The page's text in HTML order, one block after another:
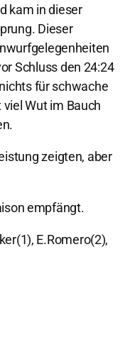
kam in dieser
Dieser
Schluss den 24:24
für schwache
Wut im Bauch
zeigten, aber
empfängt.
E.Romero(2),